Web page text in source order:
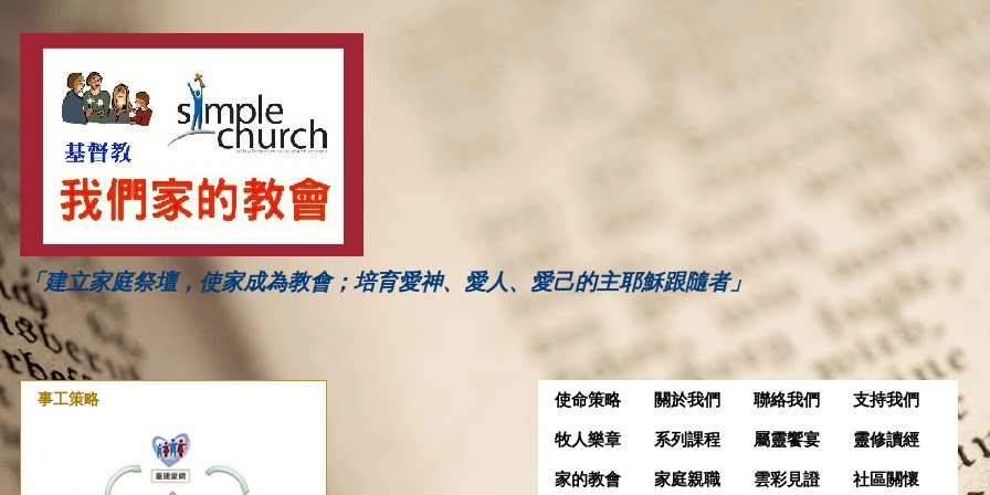
「建立家庭祭壇，使家成為教會；培育愛神、愛人、愛己的主耶穌跟隨者」
使命策略 關於我們 聯絡我們 支持我們
牧人樂章 系列課程 屬靈饗宴 靈修讀經
家的教會 家庭親職 雲彩見證 社區關懷
事工策略